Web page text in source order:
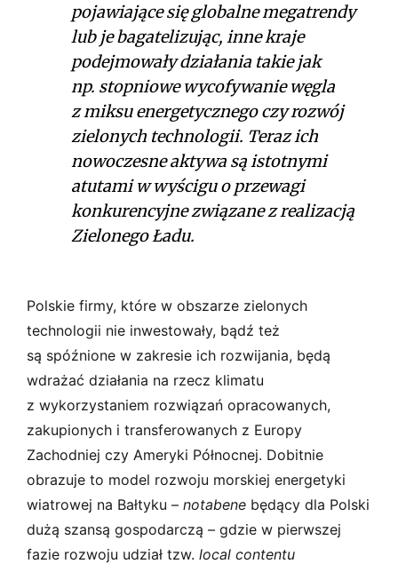
pojawiające się globalne megatrendy
lub je bagatelizując, inne kraje
podejmowały działania takie jak
np. stopniowe wycofywanie węgla
z miksu energetycz­nego czy rozwój
zielonych technologii. Teraz ich
nowo­czesne aktywa są istotnymi
atutami w wyścigu o przewagi
konkurencyjne związane z realizacją
Zielonego Ładu.
Polskie firmy, które w obszarze zielonych
technologii nie inwestowały, bądź też
są spóźnione w zakresie ich rozwijania, będą
wdrażać działania na rzecz klimatu
z wykorzystaniem rozwiązań opracowanych,
zakupionych i transferowanych z Europy
Zachodniej czy Ameryki Północnej. Dobitnie
obrazuje to model rozwoju morskiej energetyki
wiatrowej na Bałtyku – notabene będący dla Polski
dużą szansą gospodarczą – gdzie w pierwszej
fazie rozwoju udział tzw. local contentu